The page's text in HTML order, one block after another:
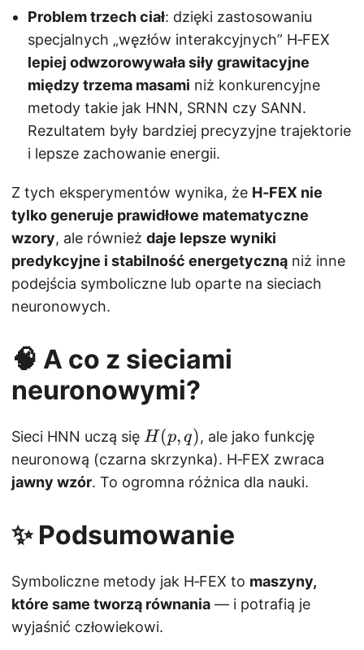
al
p
h
a
1
p
-
\
al
p
h
)
3
\
,
p
^
2
.
1
0
0
2
\
Problem trzech ciał: dzięki zastosowaniu
specjalnych „węzłów interakcyjnych” H‑FEX
lepiej odwzorowywała siły grawitacyjne
między trzema masami niż konkurencyjne
metody takie jak HNN, SRNN czy SANN.
Rezultatem były bardziej precyzyjne trajektorie
i lepsze zachowanie energii.
Z tych eksperymentów wynika, że H‑FEX nie
tylko generuje prawidłowe matematyczne
wzory, ale również daje lepsze wyniki
predykcyjne i stabilność energetyczną niż inne
podejścia symboliczne lub oparte na sieciach
neuronowych.
🧠 A co z sieciami
neuronowymi?
Sieci HNN uczą się H
(
p
)
H(p, q), ale jako funkcję
neuronową (czarna skrzynka). H‑FEX zwraca
jawny wzór. To ogromna różnica dla nauki.
✨ Podsumowanie
Symboliczne metody jak H‑FEX to maszyny,
które same tworzą równania — i potrafią je
wyjaśnić człowiekowi.